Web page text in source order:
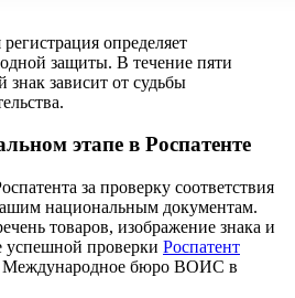
определяет
защиты. В течение пяти
зависит от судьбы
этапе в Роспатенте
за проверку соответствия
национальным документам.
товаров, изображение знака и
успешной проверки Роспатент
Международное бюро ВОИС в